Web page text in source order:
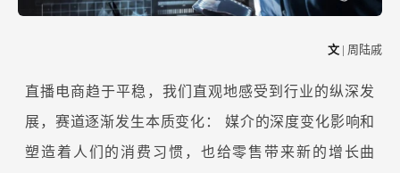
文 | 周陆戚
直播电商趋于平稳，我们直观地感受到行业的纵深发
展，赛道逐渐发生本质变化： 媒介的深度变化影响和
塑造着人们的消费习惯，也给零售带来新的增长曲